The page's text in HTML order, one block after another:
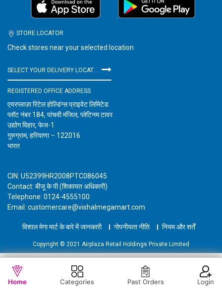
WISHLIST
STORE LOCATOR
Check stores near your selected location
REGISTERED OFFICE ADDRESS
एयरप्लाज़ा रिटेल होल्डिंग्स प्राइवेट लिमिटेड
प्लॉट नंबर 184, पांचवी मंजिल, प्लेटिनम टावर
उद्योग विहार, फेज-1
गुरुग्राम, हरियाणा – 122016
भारत
CIN: U52399HR2008PTC086045
Contact: बीजू के पी (शिकायत अधिकारी)
Telephone: 0124-4555100
Email: customercare@vishalmegamart.com
विशाल मेगा मार्ट के बारे में जानकारी गोपनीयता नीति नियम और शर्तें
Copyright © 2021 Airplaza Retail Holdings Private Limited
Home Categories Past Orders Login